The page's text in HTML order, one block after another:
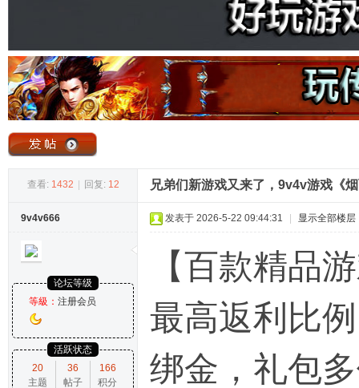
奇
坛
查看: 1432 回复: 12 兄弟们新游戏又来了，9v4v游戏《
9v4v666
论坛等级
等級： 注册会员
活跃状态
20
主题
36
帖子
166
积分
发表于 2026-5-22 09:44:31 显示全部楼层
【百款精品
最高返利比
绑金，礼包